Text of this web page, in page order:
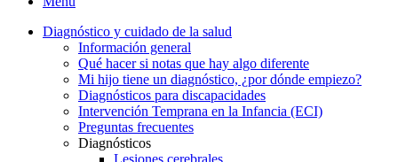
Diagnóstico y cuidado de la salud
Información general
Qué hacer si notas que hay algo diferente
Mi hijo tiene un diagnóstico, ¿por dónde empiezo?
Diagnósticos para discapacidades
Intervención Temprana en la Infancia (ECI)
Preguntas frecuentes
Diagnósticos
Lesiones cerebrales